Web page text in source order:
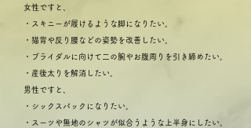
女性ですと、
・スキニーが履けるような脚になりたい。
・猫背や反り腰などの姿勢を改善したい。
・ブライダルに向けて二の腕やお腹周りを引き締めたい。
・産後太りを解消したい。
男性ですと、
・シックスパックになりたい。
・スーツや無地のシャツが似合うような上半身にしたい。